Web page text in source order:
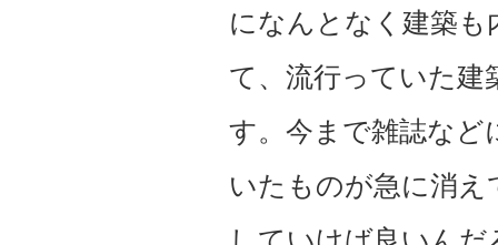
になんとなく建築
て、流行っていた建
す。今まで雑誌な
いたものが急に消